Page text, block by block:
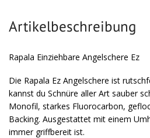
Artikelbeschreibung
Rapala Einziehbare Angelschere Ez
Die Rapala Ez Angelschere ist
kannst du Schnüre aller Art sauber
Monofil, starkes Fluorocarbon,
Backing. Ausgestattet mit einem
immer griffbereit ist.